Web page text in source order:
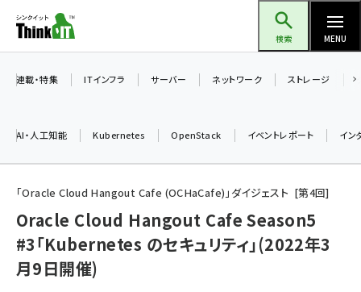
ン
ツ
検索 MENU
加藤銘のチーム貢献～仲間と築いた勝利の絆～ (2308)
iot女子会 (2273)
北海道をのんびり旅する晴山佳須夫のヒント集！ (2025)
連載・特集 ITインフラ サーバー ネットワーク ストレージ
AI・人工知能 Kubernetes OpenStack イベントレポート イン
「Oracle Cloud Hangout Cafe (OCHaCafe)」ダイジェスト 第4回
Oracle Cloud Hangout Cafe Season5
#3「Kubernetes のセキュリティ」(2022年3
月9日開催)